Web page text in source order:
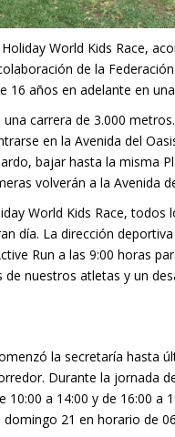
World Kids Race,
de la
16 años en adelante en
carrera de 3.000
en la Avenida del
bajar hasta la misma
volverán a la Avenida
World Kids Race,
día. La dirección
Run a las 9:00 horas
nuestros atletas y un
la secretaría hasta
Durante la jornada
a 14:00 y de 16:00 a
21 en horario de